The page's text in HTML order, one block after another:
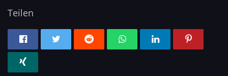
Teilen